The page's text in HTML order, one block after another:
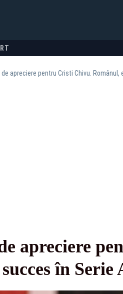
apreciere pentru Cristi Chivu. Românul,
apreciere
în Serie